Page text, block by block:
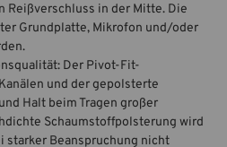
Reißverschluss in der Mitte. Die
Grundplatte, Mikrofon und/oder
Der Pivot-Fit-
und der gepolsterte
Halt beim Tragen großer
Schaumstoffpolsterung wird
starker Beanspruchung nicht